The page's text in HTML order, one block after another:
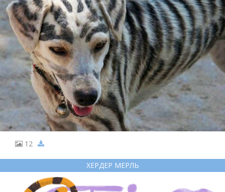
12
ХЕРДЕР МЕРЛЬ